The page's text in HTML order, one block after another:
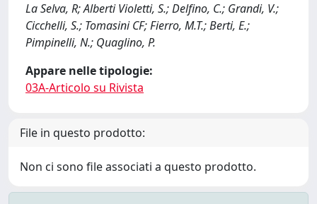
La Selva, R; Alberti Violetti, S.; Delfino, C.; Grandi, V.;
Cicchelli, S.; Tomasini CF; Fierro, M.T.; Berti, E.;
Pimpinelli, N.; Quaglino, P.
Appare nelle tipologie:
03A-Articolo su Rivista
File in questo prodotto:
Non ci sono file associati a questo prodotto.